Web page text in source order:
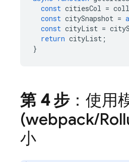
const citiesCol =
const citySnapshot =
const cityList =
return cityList ;
}
第 4 步 ：使用
(webpack/
小